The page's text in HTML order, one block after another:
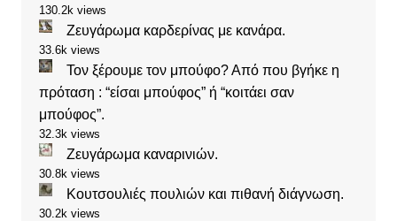
130.2k views
Ζευγάρωμα καρδερίνας με κανάρα.
33.6k views
Τον ξέρουμε τον μπούφο? Από που βγήκε η
πρόταση : “είσαι μπούφος” ή “κοιτάει σαν
μπούφος”.
32.3k views
Ζευγάρωμα καναρινιών.
30.8k views
Κουτσουλιές πουλιών και πιθανή διάγνωση.
30.2k views